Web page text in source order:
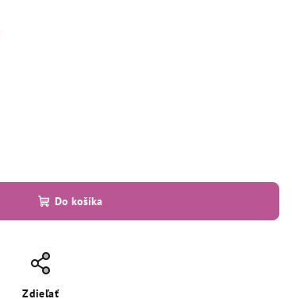
Do košíka
Zdieľať